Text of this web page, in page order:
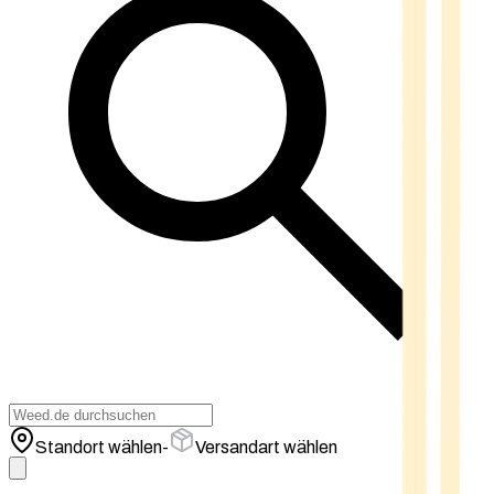
Standort wählen- Versandart wählen